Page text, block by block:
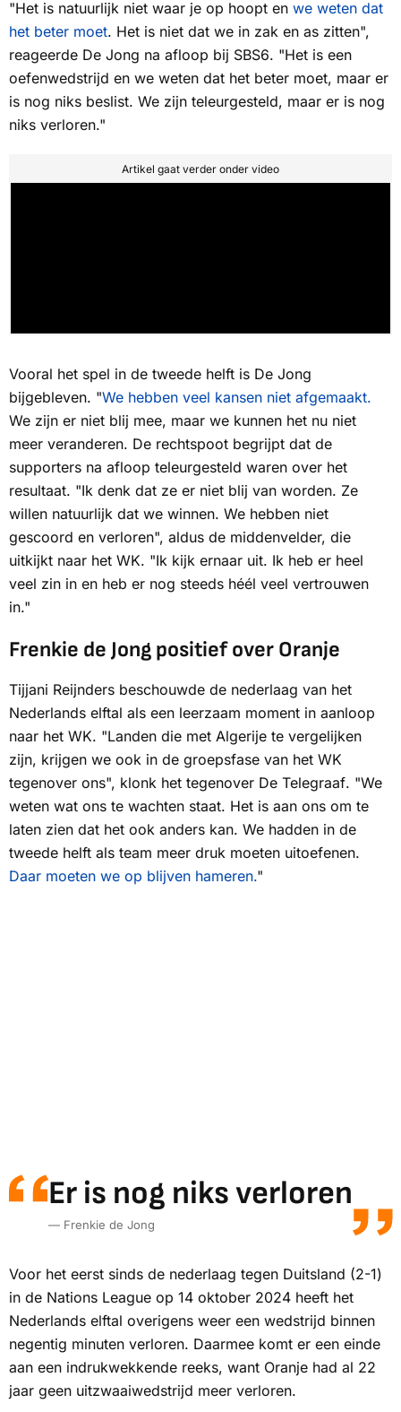
"Het is natuurlijk niet waar je op hoopt en we weten dat
het beter moet. Het is niet dat we in zak en as zitten",
reageerde De Jong na afloop bij SBS6. "Het is een
oefenwedstrijd en we weten dat het beter moet, maar er
is nog niks beslist. We zijn teleurgesteld, maar er is nog
niks verloren."
Artikel gaat verder onder video
Vooral het spel in de tweede helft is De Jong
bijgebleven. "We hebben veel kansen niet afgemaakt.
We zijn er niet blij mee, maar we kunnen het nu niet
meer veranderen. De rechtspoot begrijpt dat de
supporters na afloop teleurgesteld waren over het
resultaat. "Ik denk dat ze er niet blij van worden. Ze
willen natuurlijk dat we winnen. We hebben niet
gescoord en verloren", aldus de middenvelder, die
uitkijkt naar het WK. "Ik kijk ernaar uit. Ik heb er heel
veel zin in en heb er nog steeds héél veel vertrouwen
in."
Frenkie de Jong positief over Oranje
Tijjani Reijnders beschouwde de nederlaag van het
Nederlands elftal als een leerzaam moment in aanloop
naar het WK. "Landen die met Algerije te vergelijken
zijn, krijgen we ook in de groepsfase van het WK
tegenover ons", klonk het tegenover De Telegraaf. "We
weten wat ons te wachten staat. Het is aan ons om te
laten zien dat het ook anders kan. We hadden in de
tweede helft als team meer druk moeten uitoefenen.
Daar moeten we op blijven hameren."
Er is nog niks verloren
— Frenkie de Jong
Voor het eerst sinds de nederlaag tegen Duitsland (2-1)
in de Nations League op 14 oktober 2024 heeft het
Nederlands elftal overigens weer een wedstrijd binnen
negentig minuten verloren. Daarmee komt er een einde
aan een indrukwekkende reeks, want Oranje had al 22
jaar geen uitzwaaiwedstrijd meer verloren.